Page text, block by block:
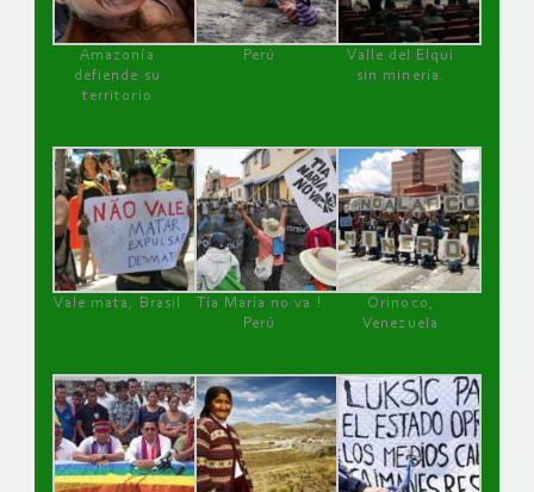
Amazonía
defiende su
territorio
Perú
Valle del Elqui
sin minería.
Vale mata, Brasil
Tía María no va !
Perú
Orinoco,
Venezuela